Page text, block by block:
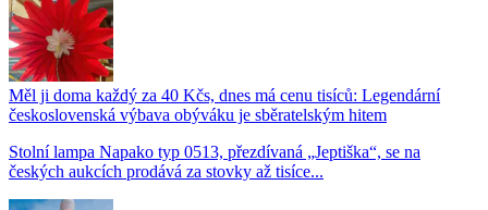
Měl ji doma každý za 40 Kčs, dnes má cenu tisíců: Legendární
československá výbava obýváku je sběratelským hitem
Stolní lampa Napako typ 0513, přezdívaná „Jeptiška“, se na
českých aukcích prodává za stovky až tisíce...